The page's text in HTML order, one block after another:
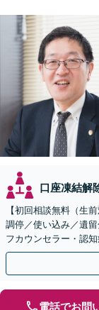
口座凍結解
【初回相談無料（生
調停／使い込み／遺
フカウンセラー・認
続もお任せください
電話でお問